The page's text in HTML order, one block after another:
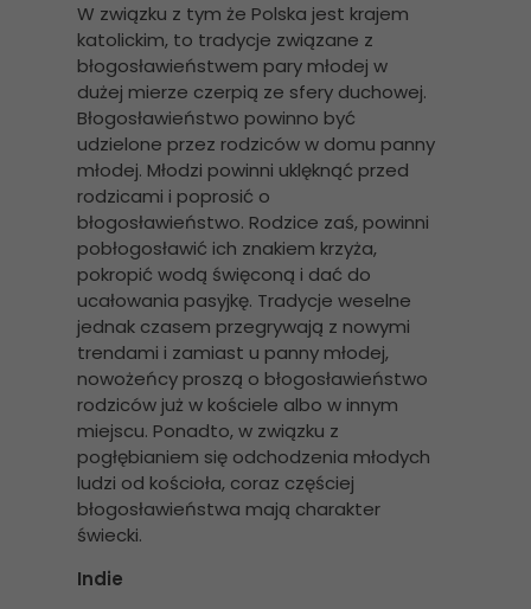
W związku z tym że Polska jest krajem
katolickim, to tradycje związane z
błogosławieństwem pary młodej w
dużej mierze czerpią ze sfery duchowej.
Błogosławieństwo powinno być
udzielone przez rodziców w domu panny
młodej. Młodzi powinni uklęknąć przed
rodzicami i poprosić o
błogosławieństwo. Rodzice zaś, powinni
pobłogosławić ich znakiem krzyża,
pokropić wodą święconą i dać do
ucałowania pasyjkę. Tradycje weselne
jednak czasem przegrywają z nowymi
trendami i zamiast u panny młodej,
nowożeńcy proszą o błogosławieństwo
rodziców już w kościele albo w innym
miejscu. Ponadto, w związku z
pogłębianiem się odchodzenia młodych
ludzi od kościoła, coraz częściej
błogosławieństwa mają charakter
świecki.
Indie